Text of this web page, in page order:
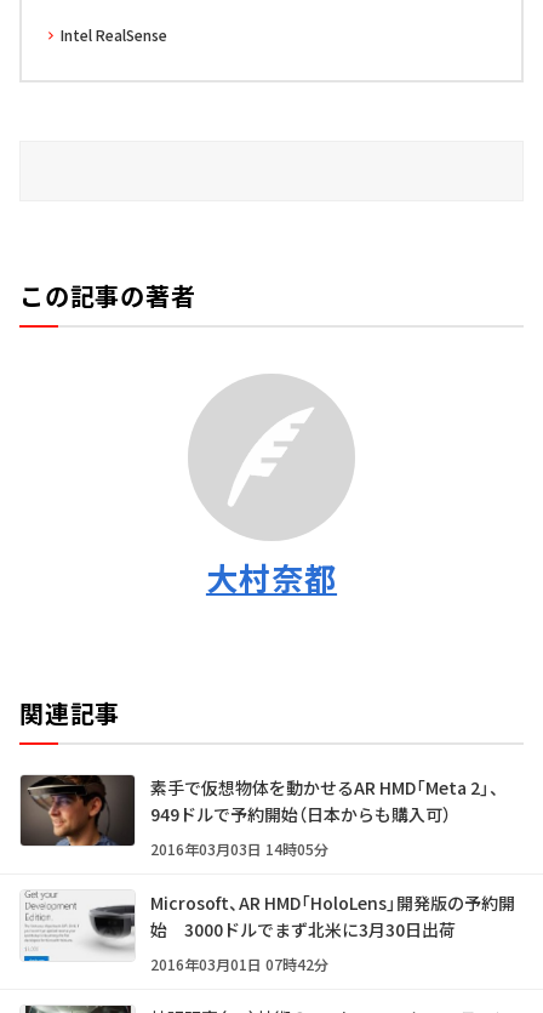
Intel RealSense
この記事の著者
大村奈都
関連記事
素手で仮想物体を動かせるAR HMD「Meta 2」、
949ドルで予約開始（日本からも購入可）
2016年03月03日 14時05分
Microsoft、AR HMD「HoloLens」開発版の予約開
始 3000ドルでまず北米に3月30日出荷
2016年03月01日 07時42分